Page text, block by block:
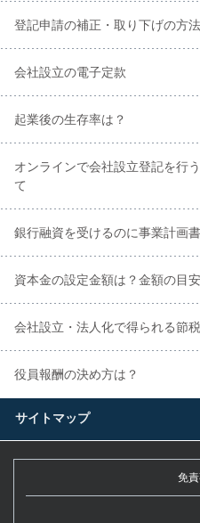
登記申請の補正・取り下げの方
会社設立の電子定款
起業後の生存率は？
オンラインで会社設立登記を行
て
銀行融資を受けるのに事業計画
資本金の設定金額は？金額の目
会社設立・法人化で得られる節
役員報酬の決め方は？
サイトマップ
免